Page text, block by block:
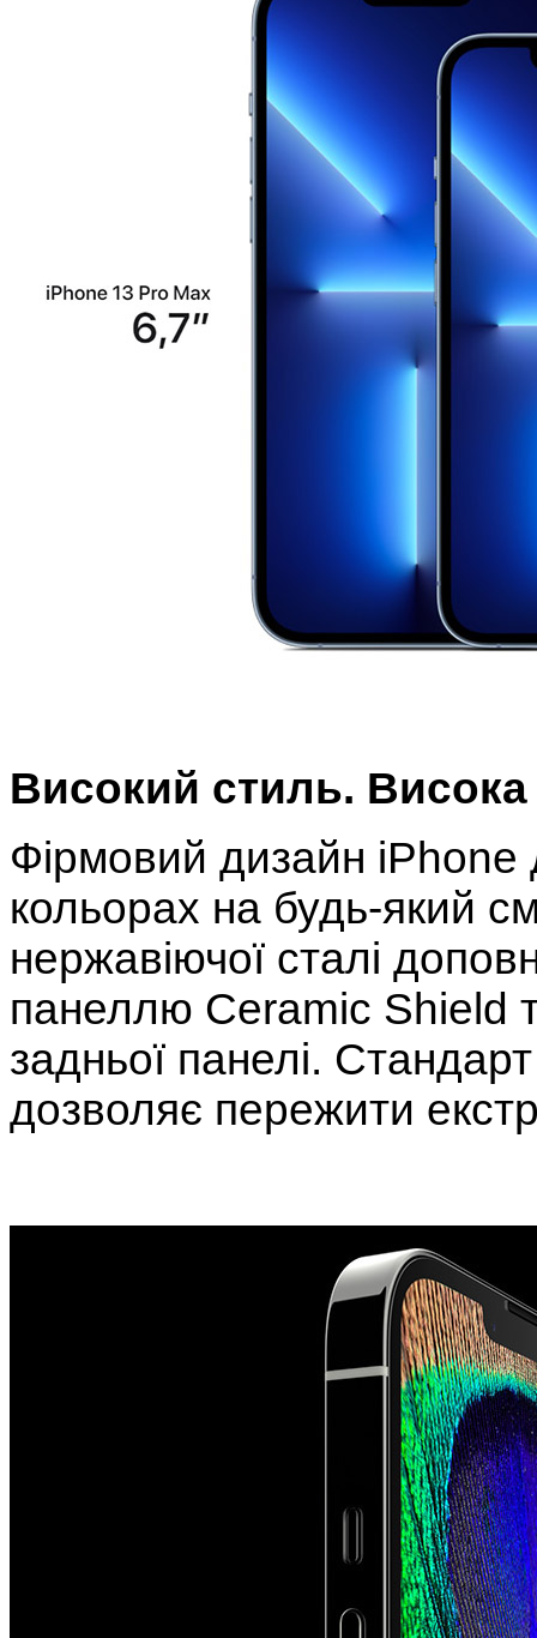
Високий стиль. Висока
Фірмовий дизайн iPhone
кольорах на будь-який
нержавіючої сталі
панеллю Ceramic Shield
задньої панелі.
дозволяє пережити